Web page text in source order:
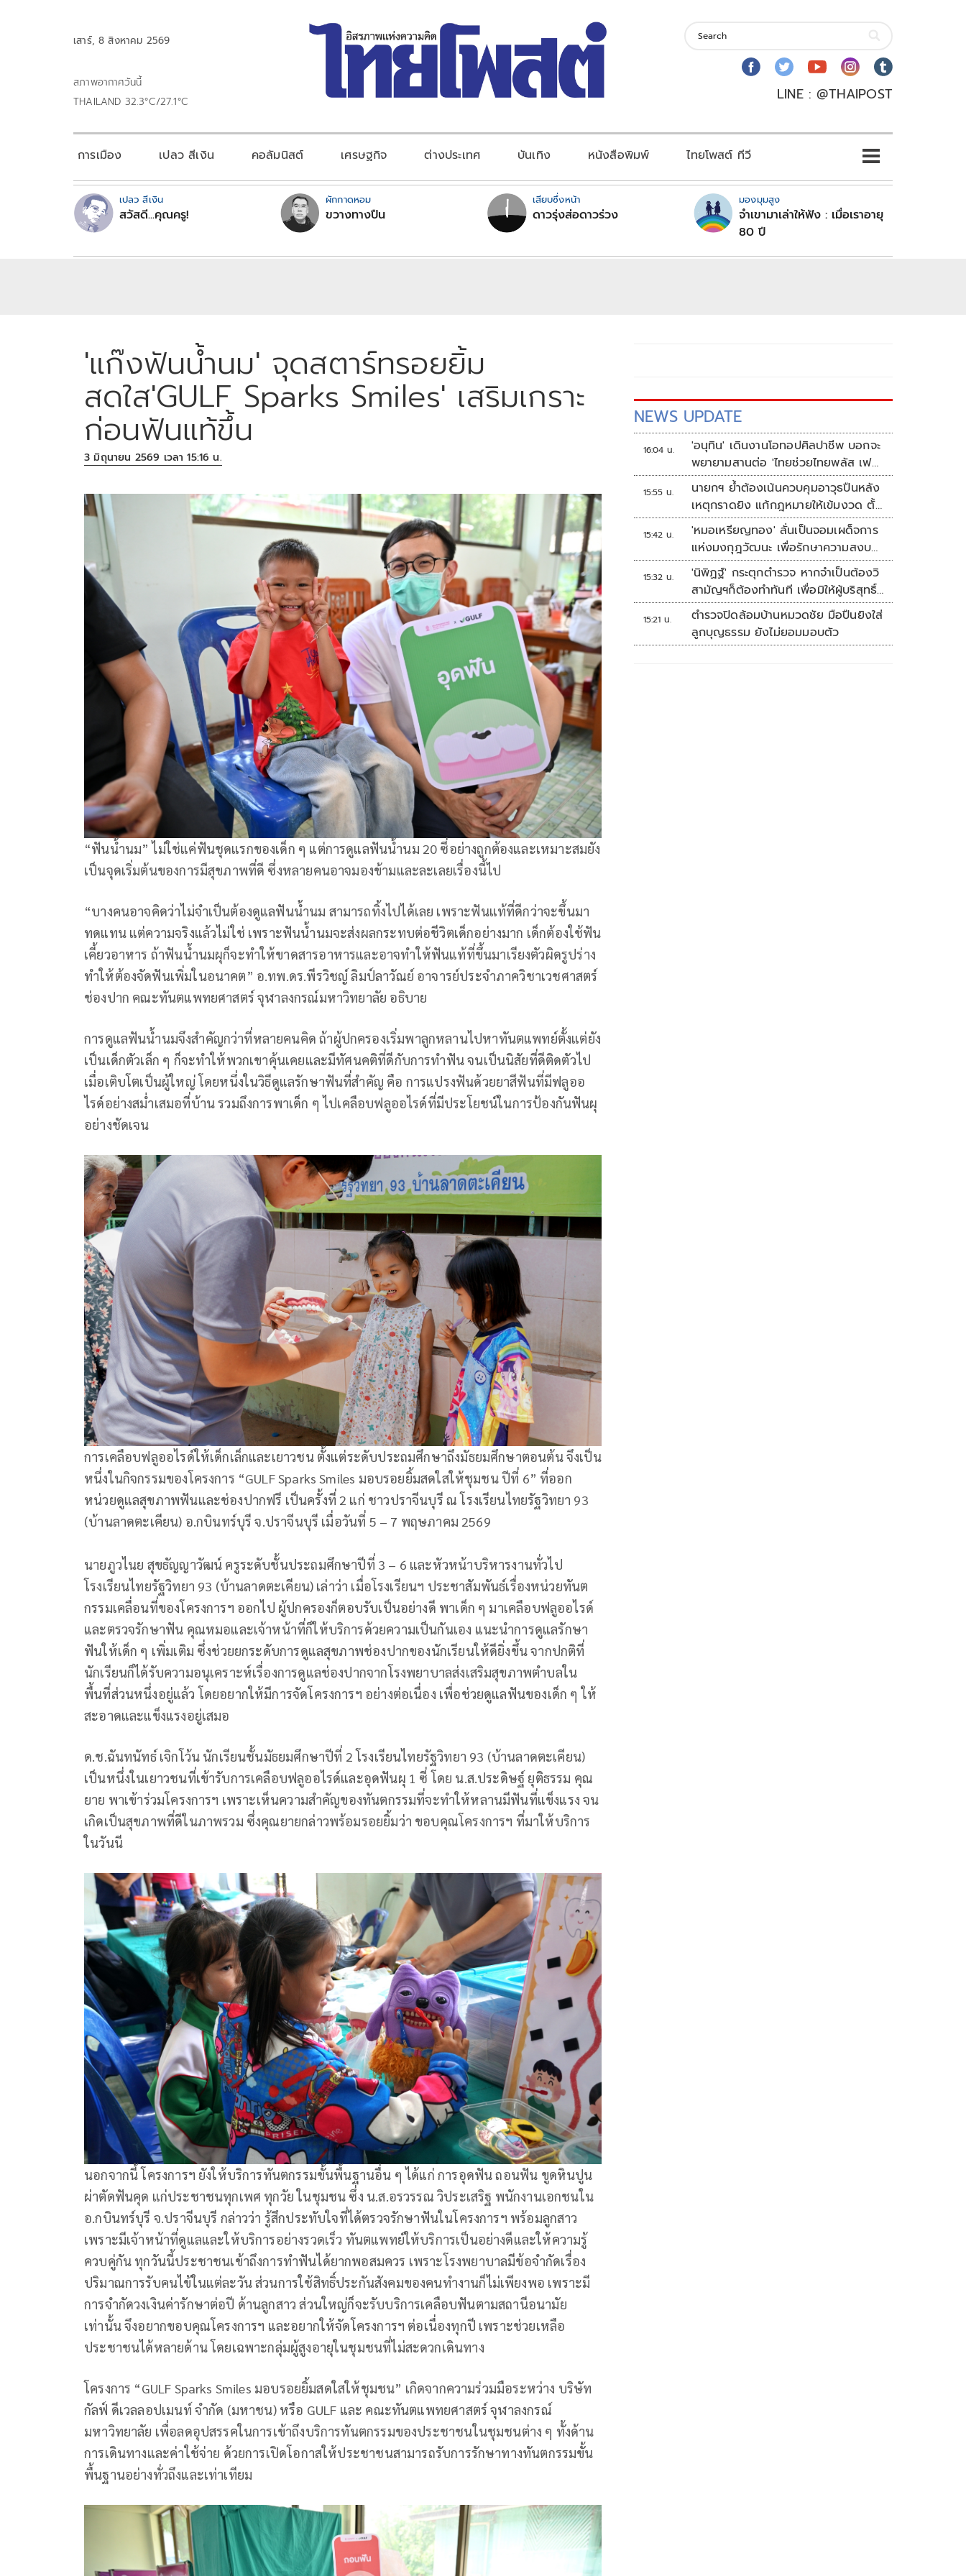
เสาร์, 8 สิงหาคม 2569
สภาพอากาศวันนี้
THAILAND 32.3°C/27.1°C
LINE : @THAIPOST
การเมือง เปลว สีเงิน คอลัมนิสต์ เศรษฐกิจ ต่างประเทศ บันเทิง หนังสือพิมพ์ ไทยโพสต์ ทีวี
เปลว สีเงิน
สวัสดี...คุณครู!
ผักกาดหอม
ขวางทางปืน
เสียบซึ่งหน้า
ดาวรุ่งส่อดาวร่วง
มองมุมสูง
จำเขามาเล่าให้ฟัง : เมื่อเราอายุ
80 ปี
'แก๊งฟันน้ำนม' จุดสตาร์ทรอยยิ้ม
สดใส'GULF Sparks Smiles' เสริมเกราะ
ก่อนฟันแท้ขึ้น
3 มิถุนายน 2569 เวลา 15:16 น.
“ฟันน้ำนม” ไม่ใช่แค่ฟันชุดแรกของเด็ก ๆ แต่การดูแลฟันน้ำนม 20 ซี่อย่างถูกต้องและเหมาะสมยัง
เป็นจุดเริ่มต้นของการมีสุขภาพที่ดี ซึ่งหลายคนอาจมองข้ามและละเลยเรื่องนี้ไป
“บางคนอาจคิดว่าไม่จำเป็นต้องดูแลฟันน้ำนม สามารถทิ้งไปได้เลย เพราะฟันแท้ที่ดีกว่าจะขึ้นมา
ทดแทน แต่ความจริงแล้วไม่ใช่ เพราะฟันน้ำนมจะส่งผลกระทบต่อชีวิตเด็กอย่างมาก เด็กต้องใช้ฟัน
เคี้ยวอาหาร ถ้าฟันน้ำนมผุก็จะทำให้ขาดสารอาหารและอาจทำให้ฟันแท้ที่ขึ้นมาเรียงตัวผิดรูปร่าง
ทำให้ต้องจัดฟันเพิ่มในอนาคต” อ.ทพ.ดร.พีรวิชญ์ ลิมป์ลาวัณย์ อาจารย์ประจำภาควิชาเวชศาสตร์
ช่องปาก คณะทันตแพทยศาสตร์ จุฬาลงกรณ์มหาวิทยาลัย อธิบาย
การดูแลฟันน้ำนมจึงสำคัญกว่าที่หลายคนคิด ถ้าผู้ปกครองเริ่มพาลูกหลานไปหาทันตแพทย์ตั้งแต่ยัง
เป็นเด็กตัวเล็ก ๆ ก็จะทำให้พวกเขาคุ้นเคยและมีทัศนคติที่ดีกับการทำฟัน จนเป็นนิสัยที่ดีติดตัวไป
เมื่อเติบโตเป็นผู้ใหญ่ โดยหนึ่งในวิธีดูแลรักษาฟันที่สำคัญ คือ การแปรงฟันด้วยยาสีฟันที่มีฟลูออ
ไรด์อย่างสม่ำเสมอที่บ้าน รวมถึงการพาเด็ก ๆ ไปเคลือบฟลูออไรด์ที่มีประโยชน์ในการป้องกันฟันผุ
อย่างชัดเจน
การเคลือบฟลูออไรด์ให้เด็กเล็กและเยาวชน ตั้งแต่ระดับประถมศึกษาถึงมัธยมศึกษาตอนต้น จึงเป็น
หนึ่งในกิจกรรมของโครงการ “GULF Sparks Smiles มอบรอยยิ้มสดใสให้ชุมชน ปีที่ 6” ที่ออก
หน่วยดูแลสุขภาพฟันและช่องปากฟรี เป็นครั้งที่ 2 แก่ ชาวปราจีนบุรี ณ โรงเรียนไทยรัฐวิทยา 93
(บ้านลาดตะเคียน) อ.กบินทร์บุรี จ.ปราจีนบุรี เมื่อวันที่ 5 – 7 พฤษภาคม 2569
นายภูวไนย สุขธัญญาวัฒน์ ครูระดับชั้นประถมศึกษาปีที่ 3 – 6 และหัวหน้าบริหารงานทั่วไป
โรงเรียนไทยรัฐวิทยา 93 (บ้านลาดตะเคียน) เล่าว่า เมื่อโรงเรียนฯ ประชาสัมพันธ์เรื่องหน่วยทันต
กรรมเคลื่อนที่ของโครงการฯ ออกไป ผู้ปกครองก็ตอบรับเป็นอย่างดี พาเด็ก ๆ มาเคลือบฟลูออไรด์
และตรวจรักษาฟัน คุณหมอและเจ้าหน้าที่ก็ให้บริการด้วยความเป็นกันเอง แนะนำการดูแลรักษา
ฟันให้เด็ก ๆ เพิ่มเติม ซึ่งช่วยยกระดับการดูแลสุขภาพช่องปากของนักเรียนให้ดียิ่งขึ้น จากปกติที่
นักเรียนก็ได้รับความอนุเคราะห์เรื่องการดูแลช่องปากจากโรงพยาบาลส่งเสริมสุขภาพตำบลใน
พื้นที่ส่วนหนึ่งอยู่แล้ว โดยอยากให้มีการจัดโครงการฯ อย่างต่อเนื่อง เพื่อช่วยดูแลฟันของเด็ก ๆ ให้
สะอาดและแข็งแรงอยู่เสมอ
ด.ช.ฉันทนัทธ์ เจิกโว้น นักเรียนชั้นมัธยมศึกษาปีที่ 2 โรงเรียนไทยรัฐวิทยา 93 (บ้านลาดตะเคียน)
เป็นหนึ่งในเยาวชนที่เข้ารับการเคลือบฟลูออไรด์และอุดฟันผุ 1 ซี่ โดย น.ส.ประดิษฐ์ ยุติธรรม คุณ
ยาย พาเข้าร่วมโครงการฯ เพราะเห็นความสำคัญของทันตกรรมที่จะทำให้หลานมีฟันที่แข็งแรง จน
เกิดเป็นสุขภาพที่ดีในภาพรวม ซึ่งคุณยายกล่าวพร้อมรอยยิ้มว่า ขอบคุณโครงการฯ ที่มาให้บริการ
ในวันนี
นอกจากนี้ โครงการฯ ยังให้บริการทันตกรรมขั้นพื้นฐานอื่น ๆ ได้แก่ การอุดฟัน ถอนฟัน ขูดหินปูน
ผ่าตัดฟันคุด แก่ประชาชนทุกเพศ ทุกวัย ในชุมชน ซึ่ง น.ส.อรวรรณ วิประเสริฐ พนักงานเอกชนใน
อ.กบินทร์บุรี จ.ปราจีนบุรี กล่าวว่า รู้สึกประทับใจที่ได้ตรวจรักษาฟันในโครงการฯ พร้อมลูกสาว
เพราะมีเจ้าหน้าที่ดูแลและให้บริการอย่างรวดเร็ว ทันตแพทย์ให้บริการเป็นอย่างดีและให้ความรู้
ควบคู่กัน ทุกวันนี้ประชาชนเข้าถึงการทำฟันได้ยากพอสมควร เพราะโรงพยาบาลมีข้อจำกัดเรื่อง
ปริมาณการรับคนไข้ในแต่ละวัน ส่วนการใช้สิทธิ์ประกันสังคมของคนทำงานก็ไม่เพียงพอ เพราะมี
การจำกัดวงเงินค่ารักษาต่อปี ด้านลูกสาว ส่วนใหญ่ก็จะรับบริการเคลือบฟันตามสถานีอนามัย
เท่านั้น จึงอยากขอบคุณโครงการฯ และอยากให้จัดโครงการฯ ต่อเนื่องทุกปี เพราะช่วยเหลือ
ประชาชนได้หลายด้าน โดยเฉพาะกลุ่มผู้สูงอายุในชุมชนที่ไม่สะดวกเดินทาง
โครงการ “GULF Sparks Smiles มอบรอยยิ้มสดใสให้ชุมชน” เกิดจากความร่วมมือระหว่าง บริษัท
กัลฟ์ ดีเวลลอปเมนท์ จำกัด (มหาชน) หรือ GULF และ คณะทันตแพทยศาสตร์ จุฬาลงกรณ์
มหาวิทยาลัย เพื่อลดอุปสรรคในการเข้าถึงบริการทันตกรรมของประชาชนในชุมชนต่าง ๆ ทั้งด้าน
การเดินทางและค่าใช้จ่าย ด้วยการเปิดโอกาสให้ประชาชนสามารถรับการรักษาทางทันตกรรมขั้น
พื้นฐานอย่างทั่วถึงและเท่าเทียม
NEWS UPDATE
16:04 น.
'อนุทิน' เดินงานโอทอปศิลปาชีพ บอกจะ
พยายามสานต่อ 'ไทยช่วยไทยพลัส เฟส
2'
15:55 น.
นายกฯ ย้ำต้องเน้นควบคุมอาวุธปืนหลัง
เหตุกราดยิง แก้กฎหมายให้เข้มงวด ตั้ง
ด่านตรวจเพิ่ม
15:42 น.
'หมอเหรียญทอง' ลั่นเป็นจอมเผด็จการ
แห่งมงกุฎวัฒนะ เพื่อรักษาความสงบ
ปลอดภัยภายในรพ.
15:32 น.
'นิพิฏฐ์' กระตุกตำรวจ หากจำเป็นต้องวิ
สามัญฯก็ต้องทำทันที เพื่อมิให้ผู้บริสุทธิ์
เสียชีวิตเพิ่ม
15:21 น.
ตำรวจปิดล้อมบ้านหมวดชัย มือปืนยิงใส่
ลูกบุญธรรม ยังไม่ยอมมอบตัว